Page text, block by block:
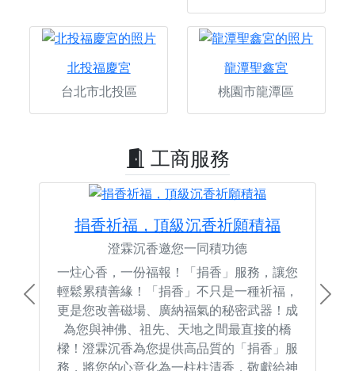
北投福慶宮
台北市北投區
龍潭聖鑫宮
桃園市龍潭區
工商服務
捐香祈福，頂級沉香祈願積福
澄霖沉香邀您一同積功德
一炷心香，一份福報！「捐香」服務，讓您
輕鬆累積善緣！「捐香」不只是一種祈福，
更是您改善磁場、廣納福氣的秘密武器！成
為您與神佛、祖先、天地之間最直接的橋
樑！澄霖沉香為您提供高品質的「捐香」服
務，將您的心意化為一柱柱清香，敬獻給神
Previous Next